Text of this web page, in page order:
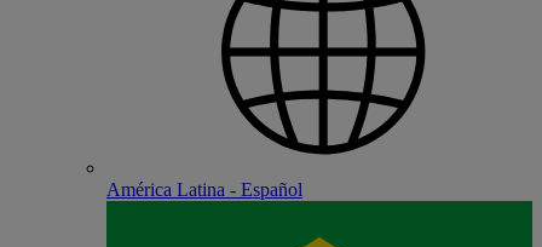
América Latina - Español